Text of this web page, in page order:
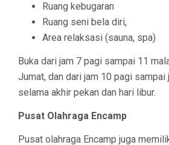
Ruang kebugaran
Ruang seni bela diri,
Area relaksasi (sauna, spa)
Buka dari jam 7 pagi sampai 11
Jumat, dan dari jam 10 pagi sampai
selama akhir pekan dan hari libur.
Pusat Olahraga Encamp
Pusat olahraga Encamp juga